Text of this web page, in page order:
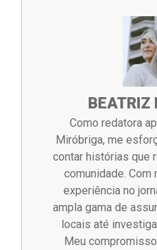
BEATRIZ
Como redatora
Miróbriga, me
contar histórias que
comunidade. Com
experiência no
ampla gama de
locais até
Meu